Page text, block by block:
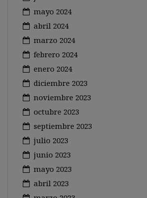
mayo 2024
abril 2024
marzo 2024
febrero 2024
enero 2024
diciembre 2023
noviembre 2023
octubre 2023
septiembre 2023
julio 2023
junio 2023
mayo 2023
abril 2023